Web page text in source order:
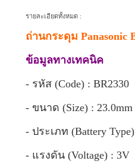
รายละเอียดทั้งหมด :
ถ่านกระดุม Panasonic
ข้อมูลทางเทคนิค
- รหัส (Code) : BR2330
- ขนาด (Size) : 23.0mm
- ประเภท (Battery
- แรงดัน (Voltage) : 3V